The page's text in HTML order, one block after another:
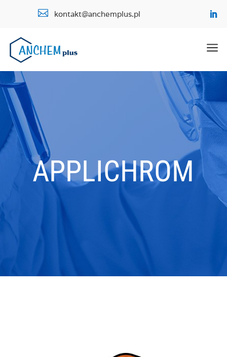
 kontakt@anchemplus.pl
a
APPLICHROM